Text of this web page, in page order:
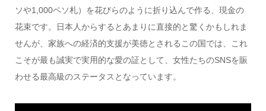
ソや1,000ペソ札）を花びらのように折り込んで作る、現金の
花束です。日本人からするとあまりに直接的と驚くかもしれま
せんが、家族への経済的支援が美徳とされるこの国では、これ
こそが最も誠実で実用的な愛の証として、女性たちのSNSを賑
わせる最高級のステータスとなっています。